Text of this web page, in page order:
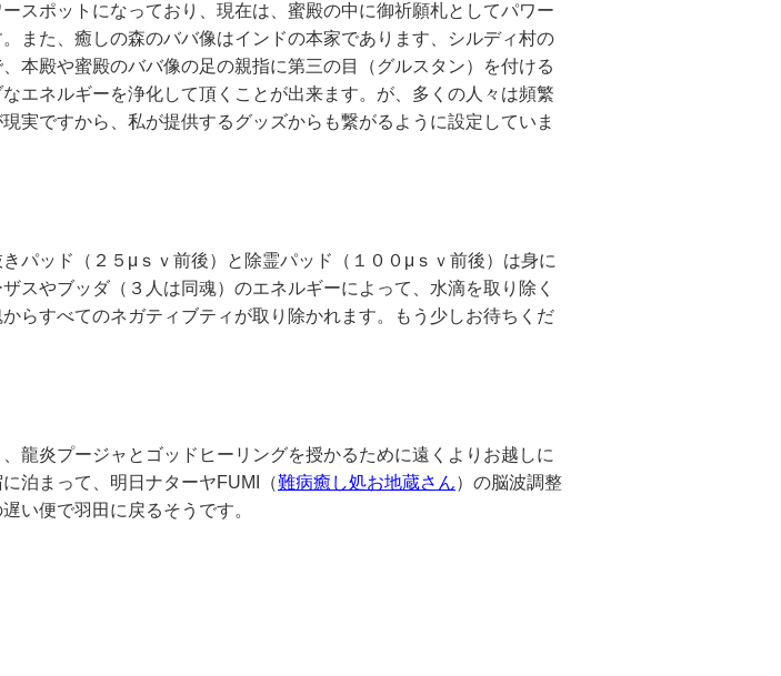
スポットになっており、現在は、蜜殿の中に御祈願札としてパワー
また、癒しの森のババ像はインドの本家であります、シルディ村の
本殿や蜜殿のババ像の足の親指に第三の目（グルスタン）を付ける
エネルギーを浄化して頂くことが出来ます。が、多くの人々は頻繁
実ですから、私が提供するグッズからも繋がるように設定していま
パッド（２５μｓｖ前後）と除霊パッド（１００μｓｖ前後）は身に
スやブッダ（３人は同魂）のエネルギーによって、水滴を取り除く
らすべてのネガティブティが取り除かれます。もう少しお待ちくだ
龍炎プージャとゴッドヒーリングを授かるために遠くよりお越しに
泊まって、明日ナターヤFUMI（難病癒し処お地蔵さん）の脳波調整
い便で羽田に戻るそうです。